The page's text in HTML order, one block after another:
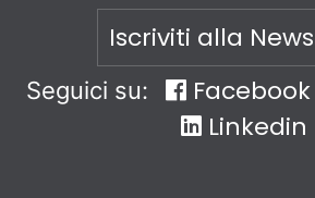
Iscriviti alla
Seguici su: Facebook
Linkedin